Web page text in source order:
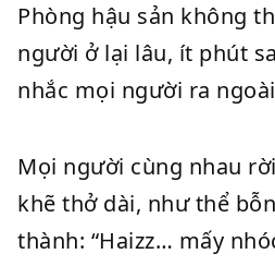
Phòng hậu sản không
người ở lại lâu, ít phút
nhắc mọi người ra
Mọi người cùng nhau
khẽ thở dài, như thể
thành: “Haizz… mấy